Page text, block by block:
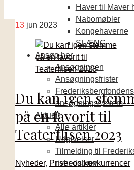
Haver til Maver
Nabomøbler
Kongehaverne
SLÆNG
Ansøg her
Ansøgningen
Ansøgningsfrister
ansøgningssystem
Aktuelt
Alle artikler
Udgivelser
Tilmelding til
nyhedsbrev
13 jun 2023
Du kan igen
på en favorit til
Teaterflisen 2023
Nyheder, Priser og konkurrencer